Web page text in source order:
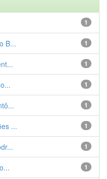
1
1
B...
1
1
1
1
...
1
1